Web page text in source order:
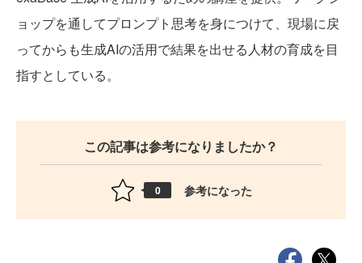
ョップを通してプロンプト思考を身につけて、現場に戻
ってからも生成AIの活用で結果を出せる人材の育成を目
指すとしている。
この記事は参考になりましたか？
0 参考になった